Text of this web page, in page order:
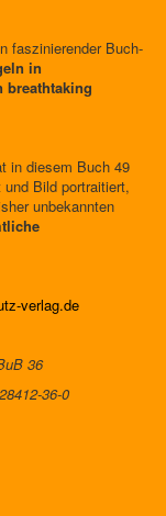
faszinierender Buch-
in
breathtaking
in diesem Buch 49
Bild portraitiert,
unbekannten
verlag.de
36
36-0